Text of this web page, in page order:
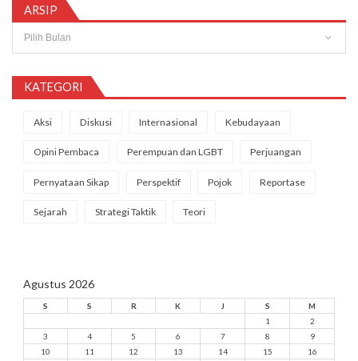
ARSIP
KATEGORI
Aksi Diskusi Internasional Kebudayaan
Opini Pembaca Perempuan dan LGBT Perjuangan
Pernyataan Sikap Perspektif Pojok Reportase
Sejarah Strategi Taktik Teori
Agustus 2026
S S R K J S
M
1
2
3
4 5 6 7 8
9
10
11 12 13 14 15
16